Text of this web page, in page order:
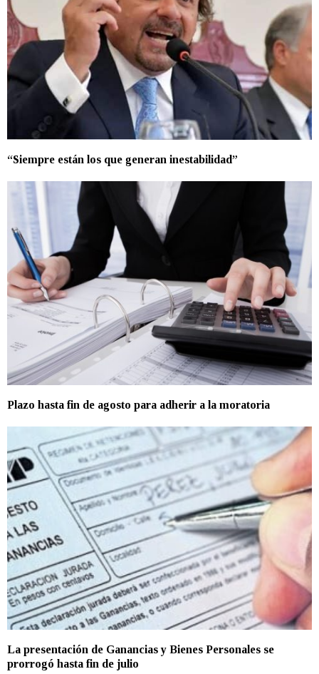
“Siempre están los que generan inestabilidad”
Plazo hasta fin de agosto para adherir a la moratoria
La presentación de Ganancias y Bienes Personales se
prorrogó hasta fin de julio